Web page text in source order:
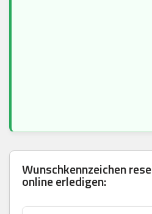
Wunschkennzeichen
online erledigen: